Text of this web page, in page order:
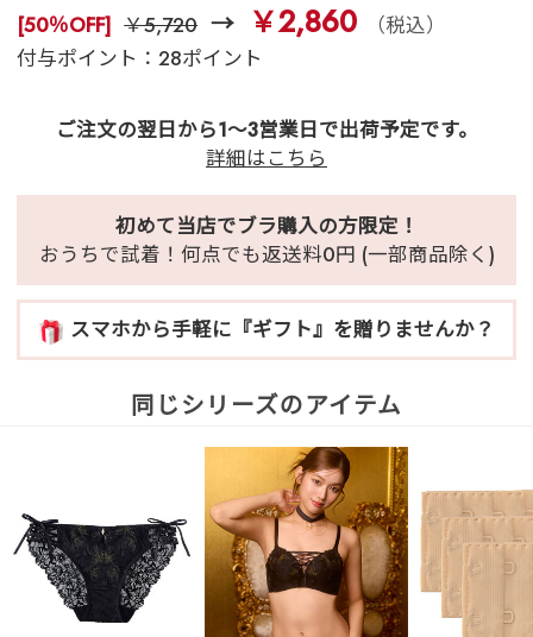
[50％OFF] ￥5,720 ￥2,860
（税込）
付与ポイント：28ポイント
ご注文の翌日から1～3営業日で出荷予定です。
詳細はこちら
初めて当店でブラ購入の方限定！
おうちで試着！何点でも返送料0円 (一部商品除く)
スマホから手軽に『ギフト』を贈りませんか？
同じシリーズのアイテム